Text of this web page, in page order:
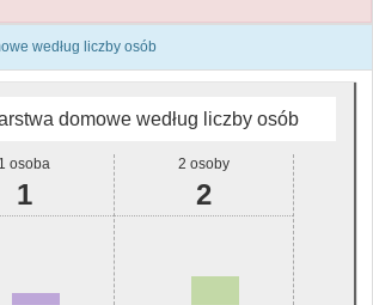
według liczby osób
domowe według liczby osób
1 osoba
1
2 osoby
2